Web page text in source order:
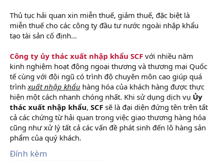
Thủ tục hải quan xin miễn thuế, giảm thuế, đặc biệt là
miễn thuế cho các công ty đầu tư nước ngoài nhập khẩu
tạo tài sản cố định…
Công ty ủy thác xuất nhập khẩu SCF với nhiều năm
kinh nghiệm hoạt động ngoại thương và thương mại Quốc
tế cùng với đội ngũ có trình độ chuyên môn cao giúp quá
trình xuất nhập khẩu hàng hóa của khách hàng được thực
hiện một cách nhanh chóng nhất. Khi sử dụng dịch vụ Ủy
thác xuất nhập khẩu, SCF sẽ là đại diện đứng tên trên tất
cả các chứng từ hải quan trong việc giao thương hàng hóa
cũng như xử lý tất cả các vấn đề phát sinh đến lô hàng sản
phẩm của quý khách.
Đính kèm